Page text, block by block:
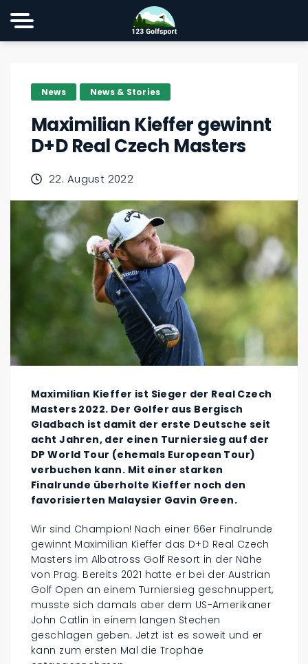
News News & Stories
Maximilian Kieffer gewinnt
D+D Real Czech Masters
22. August 2022
Maximilian Kieffer ist Sieger der Real Czech
Masters 2022. Der Golfer aus Bergisch
Gladbach ist damit der erste Deutsche seit
acht Jahren, der einen Turniersieg auf der
DP World Tour (ehemals European Tour)
verbuchen kann. Mit einer starken
Finalrunde überholte Kieffer noch den
favorisierten Malaysier Gavin Green.
Wir sind Champion! Nach einer 66er Finalrunde
gewinnt Maximilian Kieffer das D+D Real Czech
Masters im Albatross Golf Resort in der Nähe
von Prag. Bereits 2021 hatte er bei der Austrian
Golf Open an einem Turniersieg geschnuppert,
musste sich damals aber dem US-Amerikaner
John Catlin in einem langen Stechen
geschlagen geben. Jetzt ist es soweit und er
kann zum ersten Mal die Trophäe